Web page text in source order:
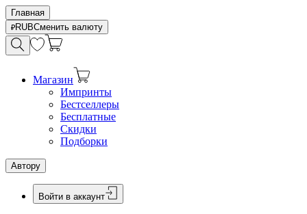
Главная
RUBСменить валюту
Магазин
Импринты
Бестселлеры
Бесплатные
Скидки
Подборки
Автору
Войти в аккаунт